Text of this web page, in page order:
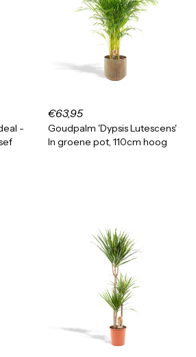
-
€63,95
Goudpalm 'Dypsis Lutescens'
In groene pot, 110cm hoog